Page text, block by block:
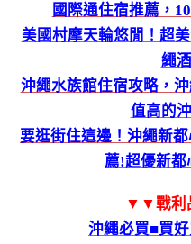
國際通住宿推薦，
美國村摩天輪悠閒！超
繩
沖繩水族館住宿攻略，
值高的
要逛街住這邊！沖繩新
薦!超優新
▼▼戰利
沖繩必買■買